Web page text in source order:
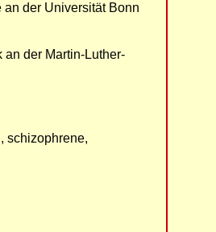
der Universität Bonn
der Martin-Luther-
schizophrene,